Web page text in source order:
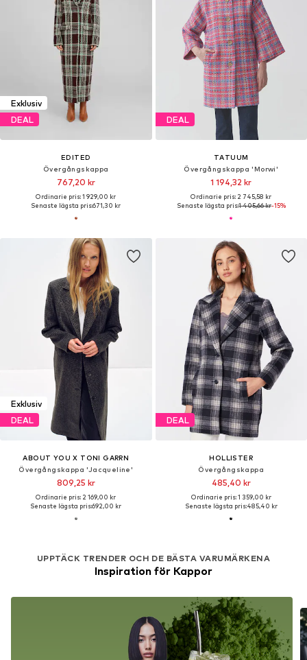
Exklusiv
DEAL
EDITED
Övergångskappa
767,20 kr
Ordinarie pris: 1 929,00 kr
Senaste lägsta pris:671,30 kr
DEAL
TATUUM
Övergångskappa 'Morwi'
1 194,32 kr
Ordinarie pris: 2 745,58 kr
Senaste lägsta pris:1 405,66 kr-15%
Exklusiv
DEAL
ABOUT YOU X TONI GARRN
Övergångskappa 'Jacqueline'
809,25 kr
Ordinarie pris: 2 169,00 kr
Senaste lägsta pris:692,00 kr
DEAL
HOLLISTER
Övergångskappa
485,40 kr
Ordinarie pris: 1 359,00 kr
Senaste lägsta pris:485,40 kr
UPPTÄCK TRENDER OCH DE BÄSTA VARUMÄRKENA
Inspiration för Kappor